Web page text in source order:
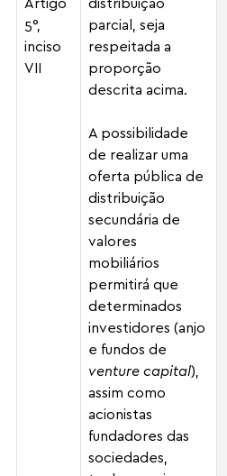
5°,
inciso
VII
parcial, seja
respeitada a
proporção
descrita acima.
A possibilidade
de realizar uma
oferta pública de
distribuição
secundária de
valores
mobiliários
permitirá que
determinados
investidores (anjo
e fundos de
venture capital),
assim como
acionistas
fundadores das
sociedades,